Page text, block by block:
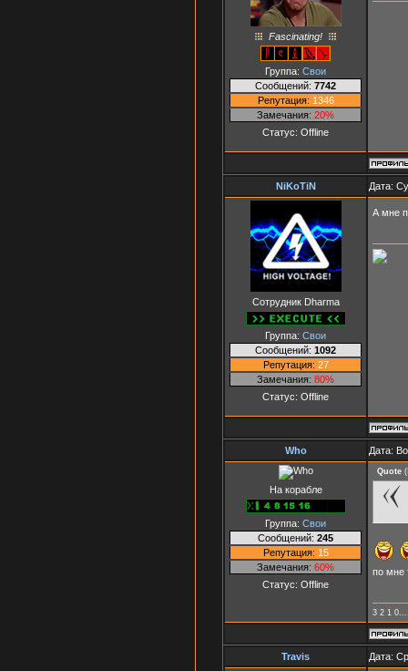
Fascinating!
Группа: Свои
Сообщений: 7742
Репутация: 1346
Замечания: 20%
Статус: Offline
NiKoTiN Дата:
Сотрудник Dharma
Группа: Свои
Сообщений: 1092
Репутация: 27
Замечания: 80%
Статус: Offline
А мне
Who Дата:
На корабле
Группа: Свои
Сообщений: 245
Репутация: 15
Замечания: 60%
Статус: Offline
Quote (
по мне
3 2 1
Travis Дата: